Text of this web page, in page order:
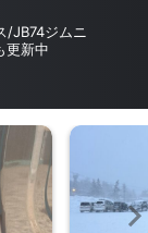
/JB74ジムニ
更新中